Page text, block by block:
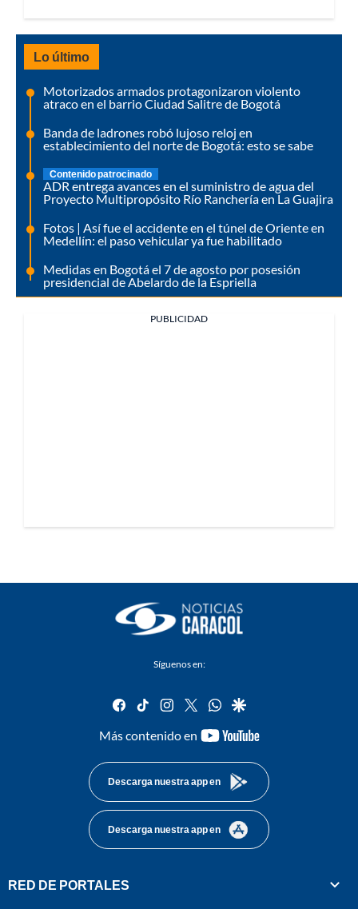
Lo último
Motorizados armados protagonizaron violento
atraco en el barrio Ciudad Salitre de Bogotá
Banda de ladrones robó lujoso reloj en
establecimiento del norte de Bogotá: esto se sabe
Contenido patrocinado
ADR entrega avances en el suministro de agua del
Proyecto Multipropósito Río Ranchería en La Guajira
Fotos | Así fue el accidente en el túnel de Oriente en
Medellín: el paso vehicular ya fue habilitado
Medidas en Bogotá el 7 de agosto por posesión
presidencial de Abelardo de la Espriella
PUBLICIDAD
Síguenos en:
facebook
tiktok instagram
twitterwhatsapp
google
Más contenido en
youtube-
Descarga nuestra app en
Descarga nuestra app en
RED DE PORTALES